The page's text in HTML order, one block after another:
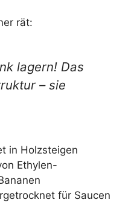
rät:
lagern! Das
– sie
in Holzsteigen
Ethylen-
für Saucen